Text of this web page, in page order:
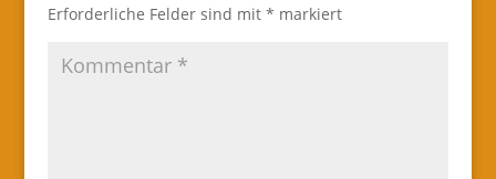
Erforderliche Felder sind mit * markiert